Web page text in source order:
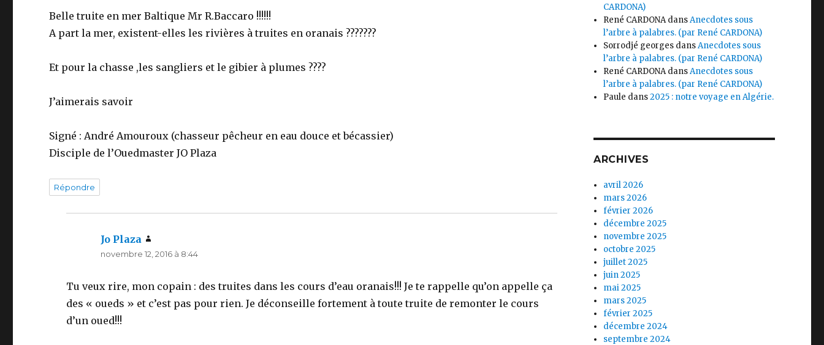
Belle truite en mer Baltique Mr R.Baccaro !!!!!!
A part la mer, existent-elles les rivières à truites en oranais ???????
Et pour la chasse ,les sangliers et le gibier à plumes ????
J’aimerais savoir
Signé : André Amouroux (chasseur pêcheur en eau douce et bécassier)
Disciple de l’Ouedmaster JO Plaza
Répondre
Jo Plaza
novembre 12, 2016 à 8:44
Tu veux rire, mon copain : des truites dans les cours d’eau oranais!!! Je te rappelle qu’on appelle ça
des « oueds » et c’est pas pour rien. Je déconseille fortement à toute truite de remonter le cours
d’un oued!!!
CARDONA)
René CARDONAdansAnecdotes sous
l’arbre à palabres. (par René CARDONA)
Sorrodjé georges dansAnecdotes sous
l’arbre à palabres. (par René CARDONA)
René CARDONAdansAnecdotes sous
l’arbre à palabres. (par René CARDONA)
Paule dans2025 : notre voyage en Algérie.
ARCHIVES
avril 2026
mars 2026
février 2026
décembre 2025
novembre 2025
octobre 2025
juillet 2025
juin 2025
mai 2025
mars 2025
février 2025
décembre 2024
septembre 2024